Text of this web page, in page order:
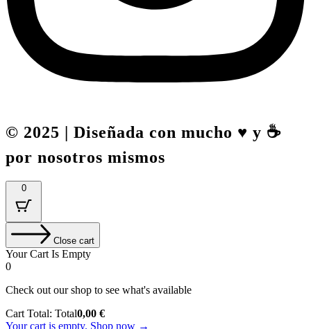
© 2025 | Diseñada con mucho ♥️ y ☕
por nosotros mismos
0
Close cart
Your Cart Is Empty
0
Check out our shop to see what's available
Cart Total: Total0,00 €
Your cart is empty. Shop now →